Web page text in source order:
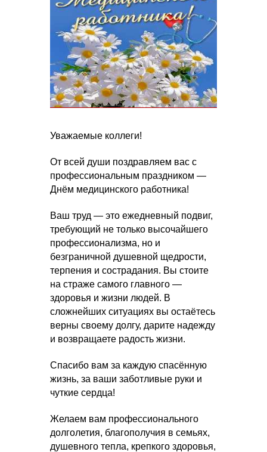
Уважаемые коллеги!
От всей души поздравляем вас с
профессиональным праздником —
Днём медицинского работника!
Ваш труд — это ежедневный подвиг,
требующий не только высочайшего
профессионализма, но и
безграничной душевной щедрости,
терпения и сострадания. Вы стоите
на страже самого главного —
здоровья и жизни людей. В
сложнейших ситуациях вы остаётесь
верны своему долгу, дарите надежду
и возвращаете радость жизни.
Спасибо вам за каждую спасённую
жизнь, за ваши заботливые руки и
чуткие сердца!
Желаем вам профессионального
долголетия, благополучия в семьях,
душевного тепла, крепкого здоровья,